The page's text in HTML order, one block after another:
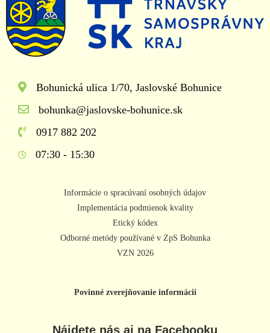
Bohunická ulica 1/70, Jaslovské Bohunice
bohunka@jaslovske-bohunice.sk
0917 882 202
07:30 - 15:30
Informácie o spracúvaní osobných údajov
Implementácia podmienok kvality
Etický kódex
Odborné metódy používané v ZpS Bohunka
VZN 2026
Povinné zverejňovanie informácií
Nájdete nás aj na Facebooku